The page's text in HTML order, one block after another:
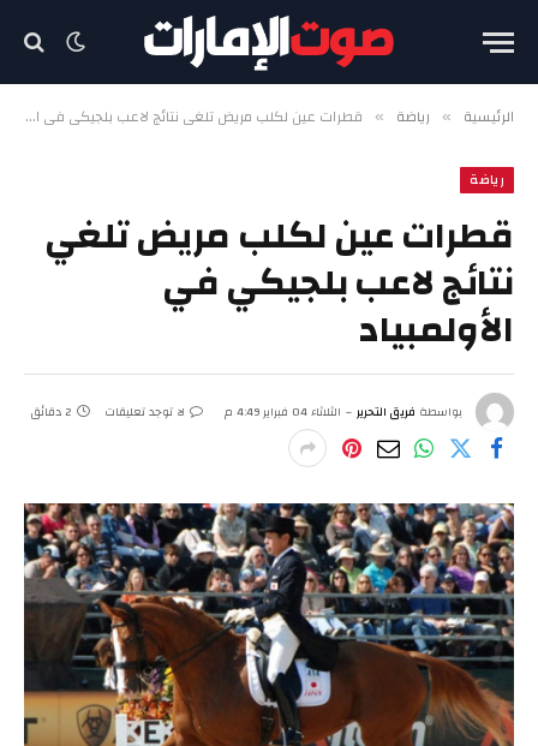
الرئيسية » رياضة » قطرات عين لكلب مريض تلغي نتائج لاعب بلجيكي في الأولمبياد
رياضة
قطرات عين لكلب مريض تلغي
نتائج لاعب بلجيكي في
الأولمبياد
بواسطة فريق التحرير الثلاثاء 04 فبراير 4:49 م لا توجد تعليقات 2 دقائق